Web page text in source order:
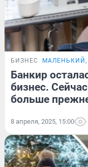
БИЗНЕС
Банкир
бизнес.
больше
8 апреля, 2025, 15:00